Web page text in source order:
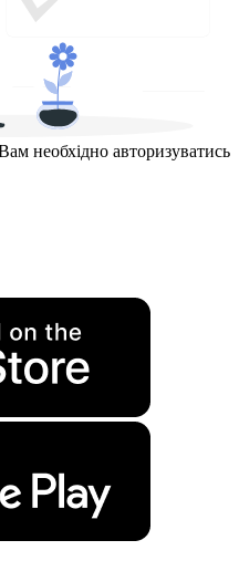
необхідно авторизуватись